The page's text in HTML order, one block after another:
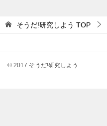
そうだ!研究しよう TOP
© 2017 そうだ!研究しよう